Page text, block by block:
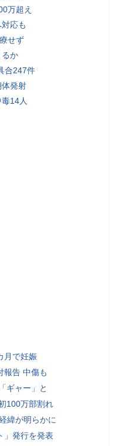
万超え
応も
せず
るか
合247件
発射
14人
月で妊娠
報告 中傷も
ギャー」と
100万部割れ
緯が明らかに
」発行を発表